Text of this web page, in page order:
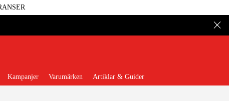
Kampanjer Varumärken Artiklar & Guider